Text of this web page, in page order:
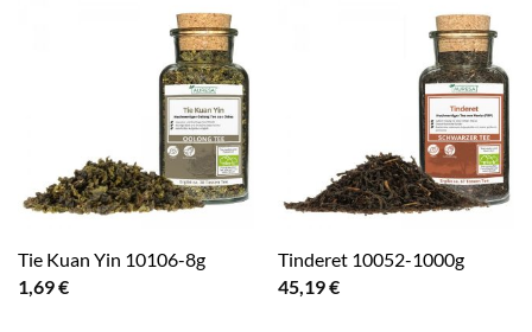
Tie Kuan Yin 10106-8g
1,69€
Tinderet 10052-1000g
45,19€